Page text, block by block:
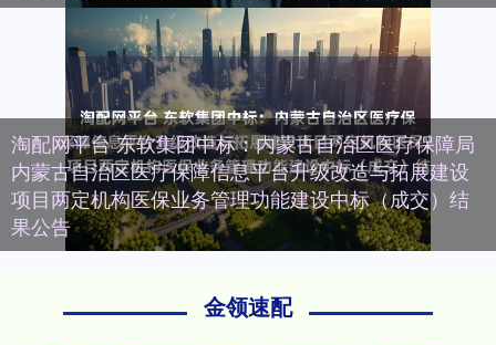
淘配网平台 东软集团中标：内蒙古自治区医疗保障局
内蒙古自治区医疗保障信息平台升级改造与拓展建设
项目两定机构医保业务管理功能建设中标（成交）结
果公告
金领速配